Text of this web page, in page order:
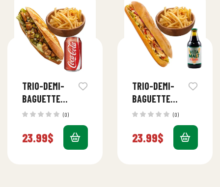
TRIO-DEMI-
BAGUETTE
MIXTE
(POULET ET
BOEUF)
(0)
23.99$
TRIO-DEMI-
BAGUETTE
POULET
(0)
23.99$